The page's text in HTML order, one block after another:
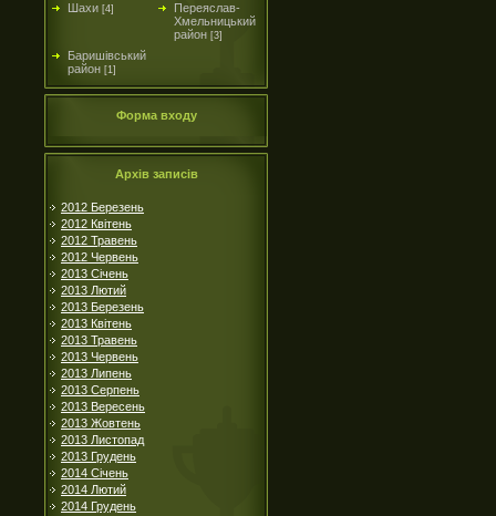
Шахи [4]
Переяслав-
Хмельницький
район [3]
Баришівський
район [1]
Форма входу
Архів записів
2012 Березень
2012 Квітень
2012 Травень
2012 Червень
2013 Січень
2013 Лютий
2013 Березень
2013 Квітень
2013 Травень
2013 Червень
2013 Липень
2013 Серпень
2013 Вересень
2013 Жовтень
2013 Листопад
2013 Грудень
2014 Січень
2014 Лютий
2014 Грудень